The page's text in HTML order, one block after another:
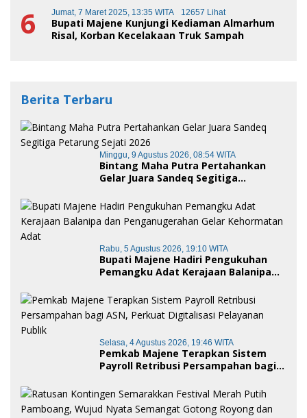
6 Jumat, 7 Maret 2025, 13:35 WITA 12657 Lihat
Bupati Majene Kunjungi Kediaman Almarhum
Risal, Korban Kecelakaan Truk Sampah
Berita Terbaru
Minggu, 9 Agustus 2026, 08:54 WITA
Bintang Maha Putra Pertahankan
Gelar Juara Sandeq Segitiga
Rabu, 5 Agustus 2026, 19:10 WITA
Bupati Majene Hadiri Pengukuhan
Pemangku Adat Kerajaan Balanipa
Kehormatan Adat
Selasa, 4 Agustus 2026, 19:46 WITA
Pemkab Majene Terapkan Sistem
Payroll Retribusi Persampahan bagi
Publik